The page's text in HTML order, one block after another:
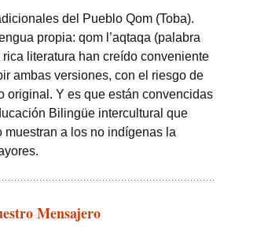
del Pueblo Qom (Toba).
propia: qom l’aqtaqa (palabra
literatura han creído conveniente
ambas versiones, con el riesgo de
original. Y es que están convencidas
Bilingüe intercultural que
a los no indígenas la
Mensajero